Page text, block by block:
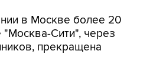
в Москве более 20
"Москва-Сити", через
прекращена